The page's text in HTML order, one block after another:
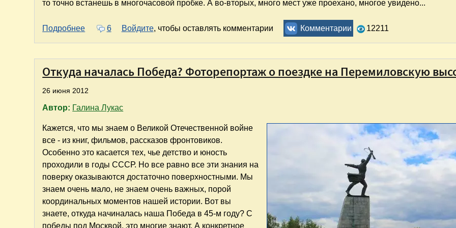
то точно встанешь в многочасовой пробке. А во-вторых, много мест уже проехано, многое увидено...
Подробнее о Дмитров - путешествие в Сказочный край
6 Войдите, чтобы оставлять комментарии Комментарии 12211
Откуда началась Победа? Фоторепортаж о поездке на Перемиловскую
26 июня 2012
Автор: Галина Лукас
Кажется, что мы знаем о Великой Отечественной войне
все - из книг, фильмов, рассказов фронтовиков.
Особенно это касается тех, чье детство и юность
проходили в годы СССР. Но все равно все эти знания на
поверку оказываются достаточно поверхностными. Мы
знаем очень мало, не знаем очень важных, порой
координальных моментов нашей истории. Вот вы
знаете, откуда начиналась наша Победа в 45-м году? С
победы под Москвой, это многие знают. А конкретное